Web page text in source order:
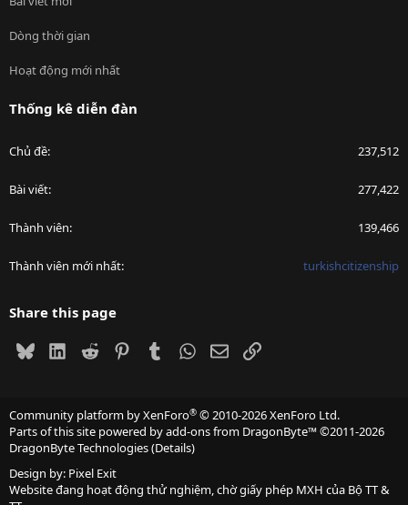
Dòng thời gian
Hoạt động mới nhất
Thống kê diễn đàn
Chủ đề 237,512
Bài viết 277,422
Thành viên 139,466
Thành viên mới nhất turkishcitizenship
Share this page
BlueskyLinkedIn
Reddit PinterestTumblrWhatsApp
EmailLink
Community platform by XenForo® © 2010-2026 XenForo Ltd.
Parts of this site powered byadd-ons from DragonByte™©2011-2026
DragonByte Technologies(Details)
Design by: Pixel Exit
Website đang hoạt động thử nghiệm, chờ giấy phép MXH của Bộ TT &